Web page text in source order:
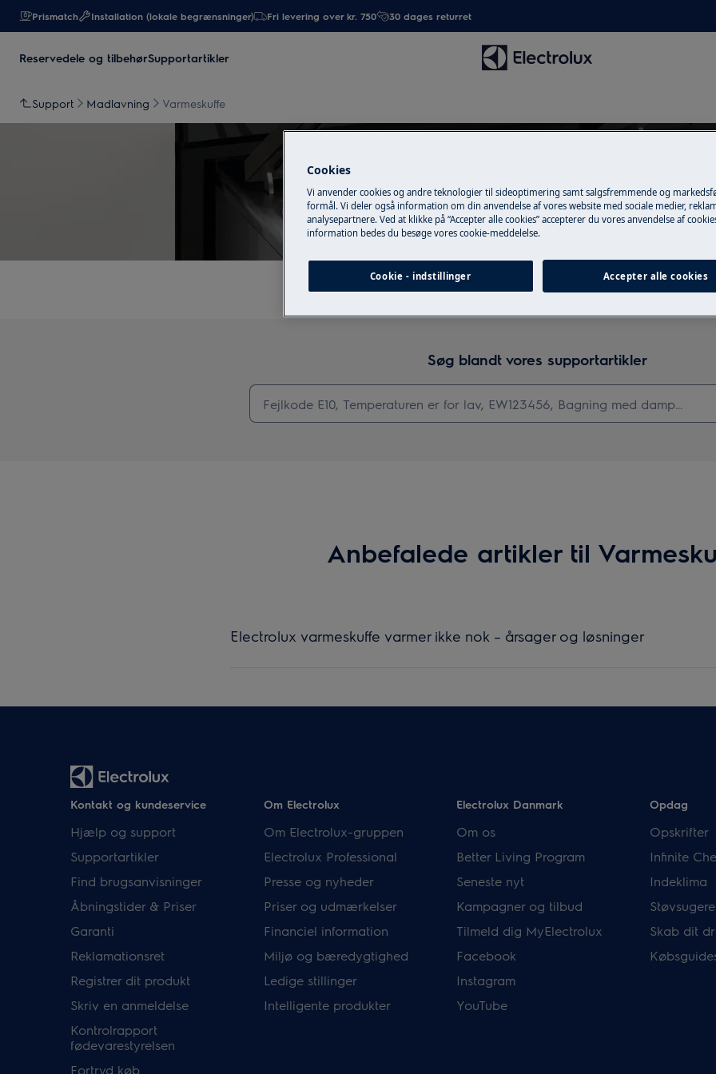
Prismatch Installation (lokale begrænsninger) Fri levering over kr. 750 30 dages returret
Reservedele og tilbehørSupportartikler
Support Madlavning Varmeskuffe
Support til Varmeskuffe
Søg blandt vores supportartikler
Anbefalede artikler til
Electrolux varmeskuffe varmer ikke nok – årsager og løsninger
Kontakt og kundeservice
Hjælp og support
Supportartikler
Find brugsanvisninger
Åbningstider & Priser
Garanti
Reklamationsret
Registrer dit produkt
Skriv en anmeldelse
Kontrolrapport
fødevarestyrelsen
Fortryd køb
Om Electrolux
Om Electrolux-gruppen
Electrolux Professional
Presse og nyheder
Priser og udmærkelser
Financiel information
Miljø og bæredygtighed
Ledige stillinger
Intelligente produkter
Electrolux Danmark
Om os
Better Living Program
Seneste nyt
Kampagner og tilbud
Tilmeld dig MyElectrolux
Facebook
Instagram
YouTube
Opdag
Opskrifter
Infinite
Indeklima
Støvsugere
Skab dit
Cookies
Vi anvender cookies og andre teknologier til sideoptimering samt salgsfremmende og
formål. Vi deler også information om din anvendelse af vores website med sociale medier,
analysepartnere. Ved at klikke på “Accepter alle cookies” accepterer du vores anvendelse af
information bedes du besøge vores cookie-meddelelse.
Cookie - indstillinger Accepter alle cookies